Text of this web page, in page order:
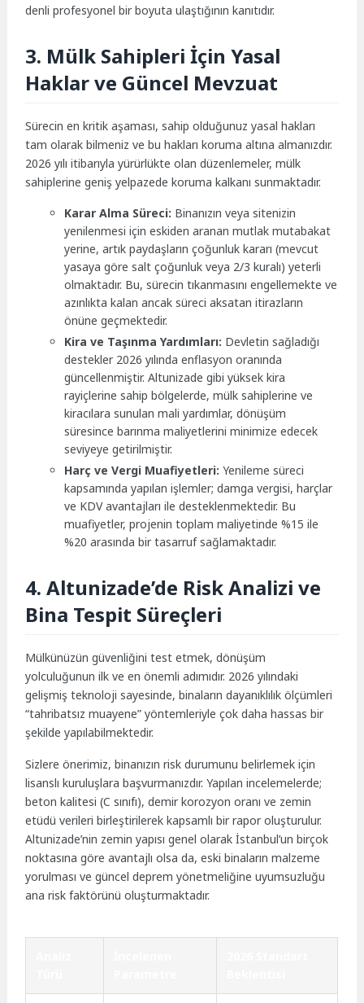
denli profesyonel bir boyuta ulaştığının kanıtıdır.
3. Mülk Sahipleri İçin Yasal
Haklar ve Güncel Mevzuat
Sürecin en kritik aşaması, sahip olduğunuz yasal hakları
tam olarak bilmeniz ve bu hakları koruma altına almanızdır.
2026 yılı itibarıyla yürürlükte olan düzenlemeler, mülk
sahiplerine geniş yelpazede koruma kalkanı sunmaktadır.
Karar Alma Süreci: Binanızın veya sitenizin
yenilenmesi için eskiden aranan mutlak mutabakat
yerine, artık paydaşların çoğunluk kararı (mevcut
yasaya göre salt çoğunluk veya 2/3 kuralı) yeterli
olmaktadır. Bu, sürecin tıkanmasını engellemekte ve
azınlıkta kalan ancak süreci aksatan itirazların
önüne geçmektedir.
Kira ve Taşınma Yardımları: Devletin sağladığı
destekler 2026 yılında enflasyon oranında
güncellenmiştir. Altunizade gibi yüksek kira
rayiçlerine sahip bölgelerde, mülk sahiplerine ve
kiracılara sunulan mali yardımlar, dönüşüm
süresince barınma maliyetlerini minimize edecek
seviyeye getirilmiştir.
Harç ve Vergi Muafiyetleri: Yenileme süreci
kapsamında yapılan işlemler; damga vergisi, harçlar
ve KDV avantajları ile desteklenmektedir. Bu
muafiyetler, projenin toplam maliyetinde %15 ile
%20 arasında bir tasarruf sağlamaktadır.
4. Altunizade’de Risk Analizi ve
Bina Tespit Süreçleri
Mülkünüzün güvenliğini test etmek, dönüşüm
yolculuğunun ilk ve en önemli adımıdır. 2026 yılındaki
gelişmiş teknoloji sayesinde, binaların dayanıklılık ölçümleri
“tahribatsız muayene” yöntemleriyle çok daha hassas bir
şekilde yapılabilmektedir.
Sizlere önerimiz, binanızın risk durumunu belirlemek için
lisanslı kuruluşlara başvurmanızdır. Yapılan incelemelerde;
beton kalitesi (C sınıfı), demir korozyon oranı ve zemin
etüdü verileri birleştirilerek kapsamlı bir rapor oluşturulur.
Altunizade’nin zemin yapısı genel olarak İstanbul’un birçok
noktasına göre avantajlı olsa da, eski binaların malzeme
yorulması ve güncel deprem yönetmeliğine uyumsuzluğu
ana risk faktörünü oluşturmaktadır.